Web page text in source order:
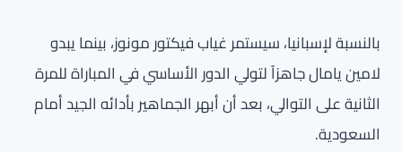
بالنسبة لإسبانيا، سيستمر غياب فيكتور مونوز، بينما يبدو
لامين يامال جاهزاً لتولي الدور الأساسي في المباراة للمرة
الثانية على التوالي، بعد أن أبهر الجماهير بأدائه الجيد أمام
السعودية.